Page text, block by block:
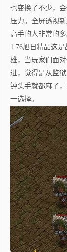
也变换了不少，
压力。全屏透视
高手的人非常的多
1.76旭日精品这
雄，当玩家们面
进，觉得是从监
钟头手就都麻了
一选择。